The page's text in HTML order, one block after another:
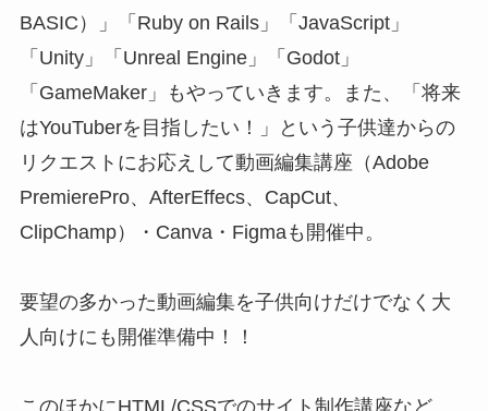
BASIC）」「Ruby on Rails」「JavaScript」
「Unity」「Unreal Engine」「Godot」
「GameMaker」もやっていきます。また、「将来
はYouTuberを目指したい！」という子供達からの
リクエストにお応えして動画編集講座（Adobe
PremierePro、AfterEffecs、CapCut、
ClipChamp）・Canva・Figmaも開催中。
要望の多かった動画編集を子供向けだけでなく大
人向けにも開催準備中！！
このほかにHTML/CSSでのサイト制作講座など、